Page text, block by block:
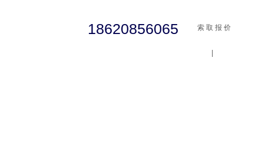
18620856065 索 取 报 价